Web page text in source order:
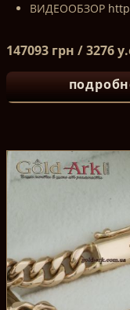
ВИДЕООБЗОР
147093 грн / 3276